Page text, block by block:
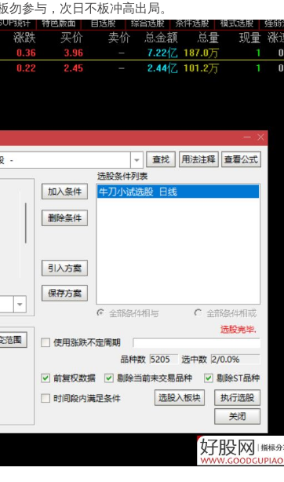
参与，次日不板冲高出局。